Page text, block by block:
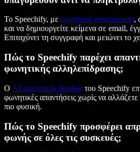
Το Speechify, με φωνητική υπαγόρευση,
και να δημιουργείτε κείμενα σε email,
Επιταχύνει τη συγγραφή και μειώνει το
Πώς το Speechify παρέχει
φωνητικής αλληλεπίδρασης;
Ο AI φωνητικός βοηθός του Speechify
φωνητικές απαντήσεις χωρίς να
πιο φυσική.
Πώς το Speechify προσφέρει
φωνής σε όλες τις συσκευές;